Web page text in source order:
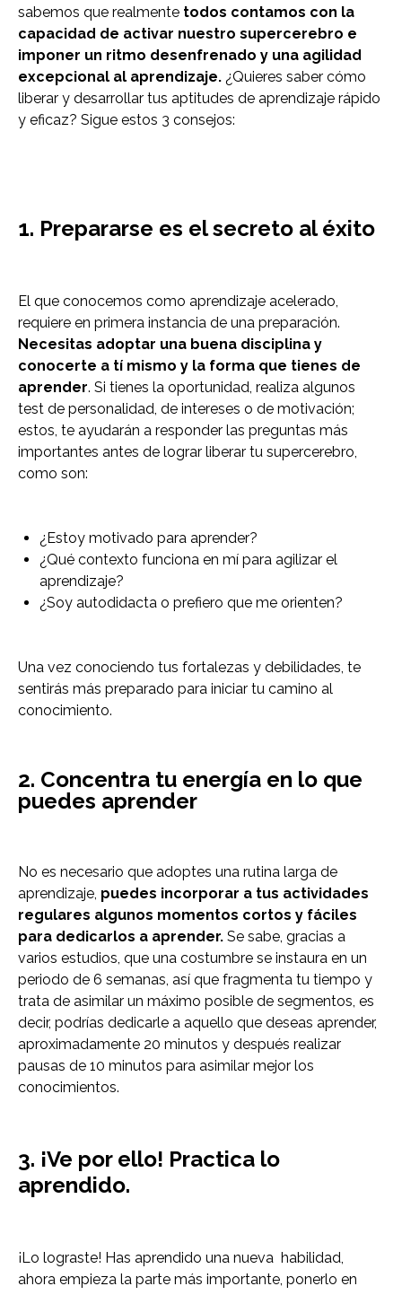
sabemos que realmente todos contamos con la
capacidad de activar nuestro supercerebro e
imponer un ritmo desenfrenado y una agilidad
excepcional al aprendizaje. ¿Quieres saber cómo
liberar y desarrollar tus aptitudes de aprendizaje rápido
y eficaz? Sigue estos 3 consejos:
1. Prepararse es el secreto al éxito
El que conocemos como aprendizaje acelerado,
requiere en primera instancia de una preparación.
Necesitas adoptar una buena disciplina y
conocerte a tí mismo y la forma que tienes de
aprender. Si tienes la oportunidad, realiza algunos
test de personalidad, de intereses o de motivación;
estos, te ayudarán a responder las preguntas más
importantes antes de lograr liberar tu supercerebro,
como son:
¿Estoy motivado para aprender?
¿Qué contexto funciona en mí para agilizar el
aprendizaje?
¿Soy autodidacta o prefiero que me orienten?
Una vez conociendo tus fortalezas y debilidades, te
sentirás más preparado para iniciar tu camino al
conocimiento.
2. Concentra tu energía en lo que
puedes aprender
No es necesario que adoptes una rutina larga de
aprendizaje, puedes incorporar a tus actividades
regulares algunos momentos cortos y fáciles
para dedicarlos a aprender. Se sabe, gracias a
varios estudios, que una costumbre se instaura en un
periodo de 6 semanas, así que fragmenta tu tiempo y
trata de asimilar un máximo posible de segmentos, es
decir, podrías dedicarle a aquello que deseas aprender,
aproximadamente 20 minutos y después realizar
pausas de 10 minutos para asimilar mejor los
conocimientos.
3. ¡Ve por ello! Practica lo
aprendido.
¡Lo lograste! Has aprendido una nueva habilidad,
ahora empieza la parte más importante, ponerlo en